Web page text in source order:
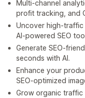
Multi-channel
profit tracking, and
Uncover high-
AI-powered SEO
Generate SEO-
seconds with AI.
Enhance your
SEO-optimized
Grow organic